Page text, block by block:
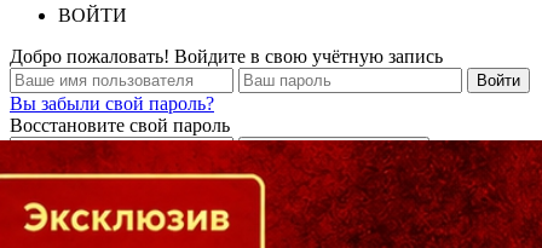
ВОЙТИ
Добро пожаловать! Войдите в свою учётную запись
Вы забыли свой пароль?
Восстановите свой пароль
Кто есть кто в Байкальском регионе